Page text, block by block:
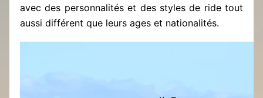
avec des personnalités et des styles de ride tout
aussi différent que leurs ages et nationalités.